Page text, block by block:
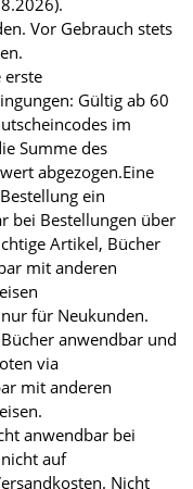
Vor Gebrauch stets
erste
Gültig ab 60
im
Summe des
abgezogen.Eine
ein
bei Bestellungen über
Artikel, Bücher
mit anderen
für Neukunden.
anwendbar und
via
mit anderen
anwendbar bei
auf
Nicht